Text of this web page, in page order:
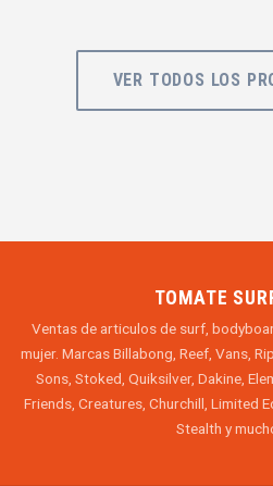
VER TODOS LOS
TOMATE
Ventas de articulos de surf,
mujer. Marcas Billabong, Reef, Vans,
Sons, Stoked, Quiksilver, Dakine,
Friends, Creatures, Churchill, Limited
Stealth y